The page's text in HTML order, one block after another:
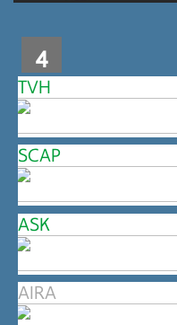
4
TVH
SCAP
ASK
AIRA